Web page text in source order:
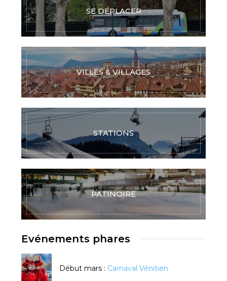
SE DÉPLACER
VILLES & VILLAGES
STATIONS
PATINOIRE
Evénements phares
Début mars : Carnaval Vénitien